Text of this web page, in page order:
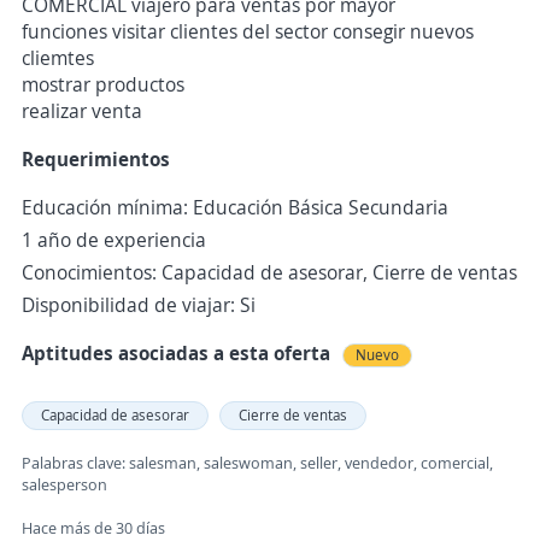
funciones visitar clientes del sector consegir nuevos
cliemtes
mostrar productos
realizar venta
Requerimientos
Educación mínima: Educación Básica Secundaria
1 año de experiencia
Conocimientos: Capacidad de asesorar, Cierre de ventas
Disponibilidad de viajar: Si
Aptitudes asociadas a esta oferta
Nuevo
Capacidad de asesorar Cierre de ventas
Palabras clave: salesman, saleswoman, seller, vendedor, comercial,
salesperson
Hace más de 30 días